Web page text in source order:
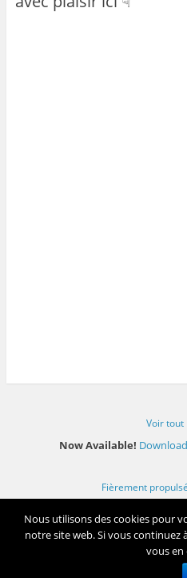
Voir tout
Now Available!
Fièrement
Nous utilisons des cookies pour
notre site web. Si vous continuez
vous en